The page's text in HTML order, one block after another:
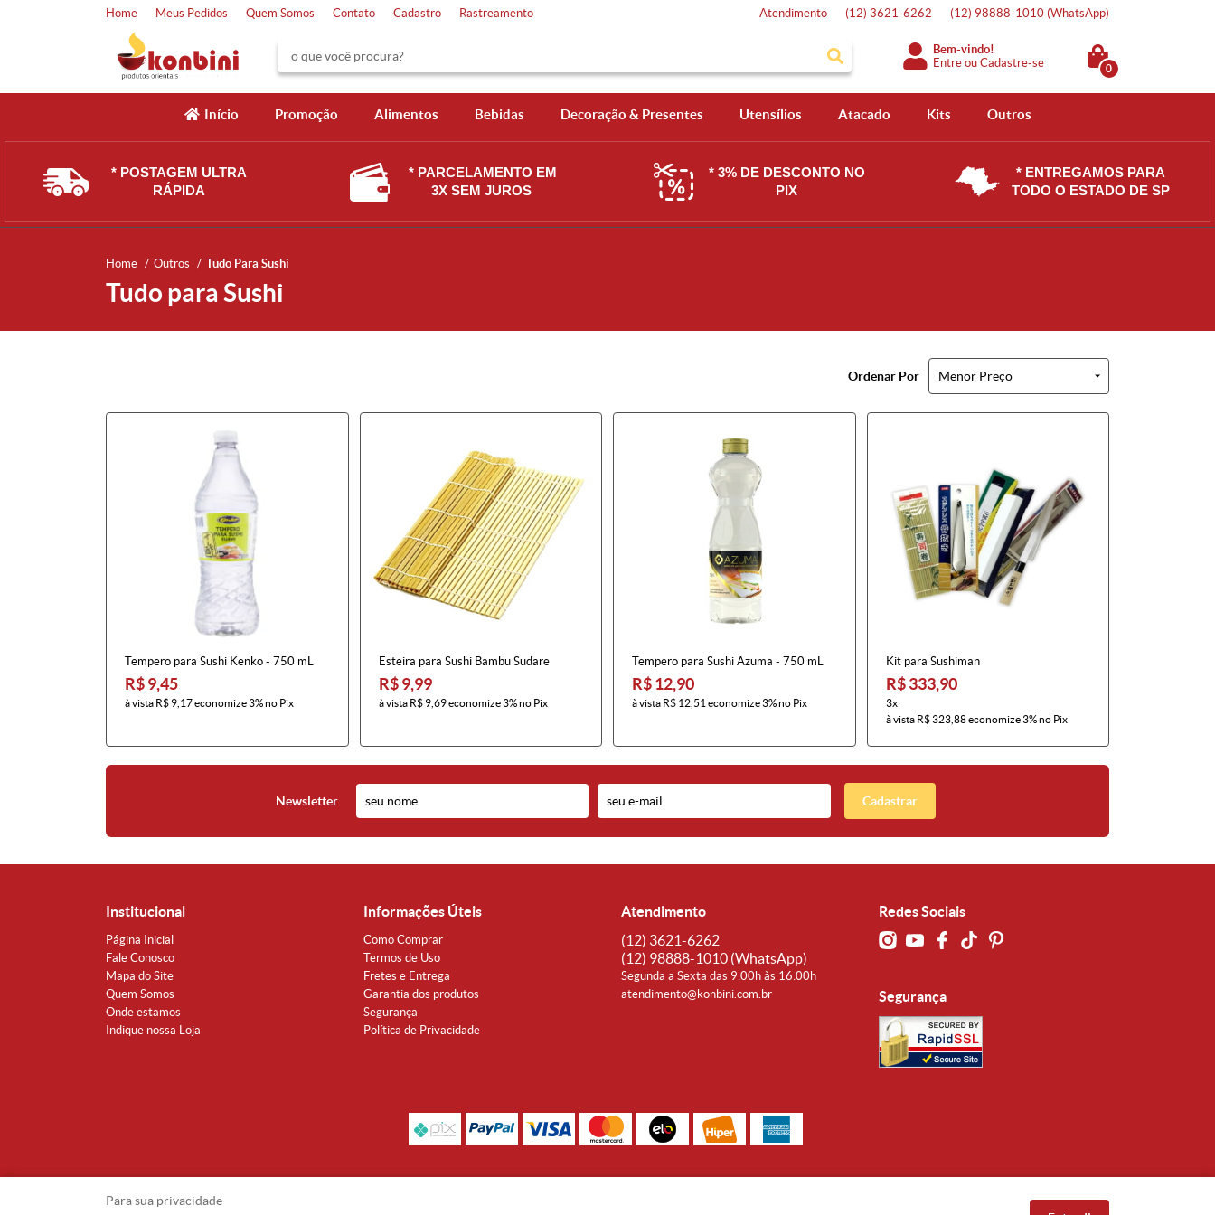
Home Meus Pedidos Quem Somos Contato Cadastro Rastreamento Atendimento (12) 3621-6262 (12) 98888-1010 (WhatsApp)
Bem-vindo!
Entre ouCadastre-se 0
Início Promoção Alimentos Bebidas Decoração & Presentes Utensílios Atacado Kits Outros
* POSTAGEM ULTRA
RÁPIDA
* PARCELAMENTO EM
3X SEM JUROS
* 3% DE DESCONTO NO
PIX
* ENTREGAMOS PARA
TODO O ESTADO DE SP
Home Outros Tudo Para Sushi
Tudo para Sushi
Ordenar Por Menor Preço
Tempero para Sushi Kenko - 750 mL
R$ 9,45
à vista R$ 9,17economize3%no Pix
Esteira para Sushi Bambu Sudare
R$ 9,99
à vista R$ 9,69economize3%no Pix
Tempero para Sushi Azuma - 750 mL
R$ 12,90
à vista R$ 12,51 economize3%no Pix
Kit para Sushiman
R$ 333,90
3x
à vista R$ 323,88economize3%no Pix
Newsletter Cadastrar
Institucional
Página Inicial
Fale Conosco
Mapa do Site
Quem Somos
Onde estamos
Indique nossa Loja
Informações Úteis
Como Comprar
Termos de Uso
Fretes e Entrega
Garantia dos produtos
Segurança
Política de Privacidade
Atendimento
(12) 3621-6262
(12) 98888-1010 (WhatsApp)
Segunda a Sexta das 9:00h às 16:00h
atendimento@konbini.com.br
Redes Sociais
Segurança
Para sua privacidade